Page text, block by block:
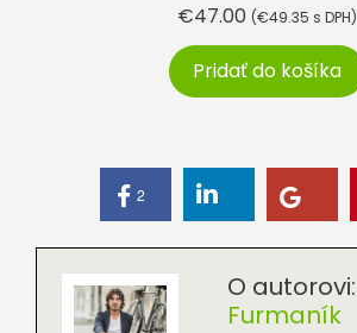
€47.00 (€49.35 s DPH)
Pridať do košíka
2
O autorovi:
Furmaník